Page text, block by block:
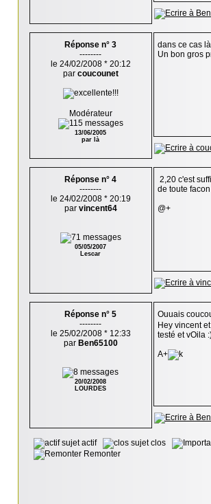
Réponse n° 3
--------
le 24/02/2008 * 20:12
par coucounet
Modérateur
13/06/2005
par là
dans ce cas
Un bon gros
Réponse n° 4
--------
le 24/02/2008 * 20:19
par vincent64
05/05/2007
Lescar
2,20 c'est
de toute
@+
Réponse n° 5
--------
le 25/02/2008 * 12:33
par Ben65100
20/02/2008
LOURDES
Ouuais
Hey vincent
testé et vOila
A+
sujet actif sujet clos
Remonter